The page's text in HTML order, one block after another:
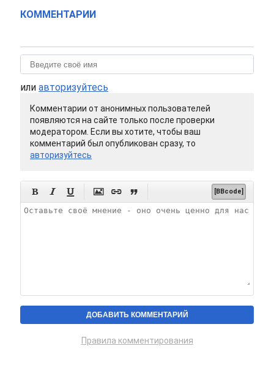
КОММЕНТАРИИ
или авторизуйтесь
Комментарии от анонимных пользователей
появляются на сайте только после проверки
модератором. Если вы хотите, чтобы ваш
комментарий был опубликован сразу, то
авторизуйтесь
      [BBcode]
Правила комментирования